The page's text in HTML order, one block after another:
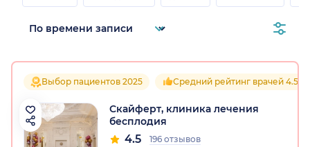
Выбор пациентов 2025 Средний рейтинг врачей 4.5
Скайферт, клиника лечения
бесплодия
4.5 196 отзывов